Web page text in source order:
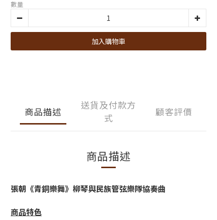
數量
加入購物車
商品描述
送貨及付款方
式
顧客評價
商品描述
張朝《青銅樂舞》柳琴與民族管弦樂隊協奏曲
商品特色